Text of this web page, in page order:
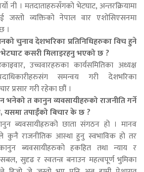
नी । मतदाताहरुसँगको भेटघाट, अन्तरक्रियामा
व्यक्तिको नेपाल वार एशोसिएसनमा
।
चुनाव देशभरिका प्रतिनिधिहरुका विच हुने
कसरी मिलाइरहनु भएको छ ?
उच्चवारहरुका कार्यसमितिका अध्यक्ष
समन्वय गरी देशभरिका
प्रसार गरी रहेका छौं ।
भनेको त कानुन व्यवसायीहरुको राजनीति गर्ने
यसमा तपाईंको बिचार के छ ?
ब्यवसायीह्ररुको छाता संगठन हो । मानव
कुनै राजनीतिक आस्था हुनु स्वभाविक हो तर
कानुन ब्यवसायीहरुको हकहित तथा न्याय र
सुदृढ र स्वतन्त्र बनाउन महत्वपूर्ण भुमिका